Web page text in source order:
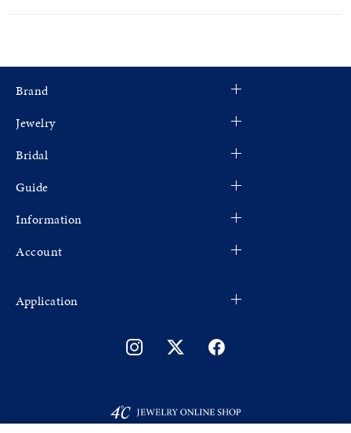
Brand
Jewelry
Bridal
Guide
Information
Account
Application